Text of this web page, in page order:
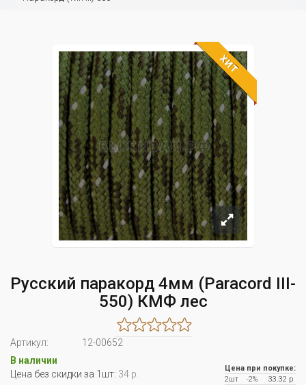
ХИТ
Русский паракорд 4мм (Paracord III-
550) КМФ лес
Артикул:
12-00652
В наличии
Цена без скидки за 1шт: 34 р.
Цена при покупке:
2шт
-2%
33.32 р